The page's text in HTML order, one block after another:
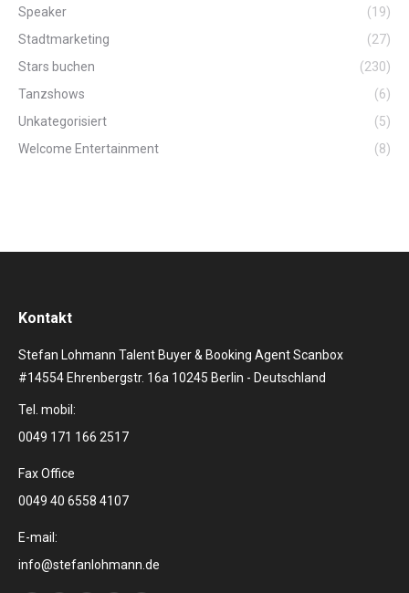
Speaker
(19)
Stadtmarketing
(27)
Stars buchen
(230)
Tanzshows
(6)
Unkategorisiert
(5)
Welcome Entertainment
(8)
Kontakt
Stefan Lohmann Talent Buyer & Booking Agent Scanbox
#14554 Ehrenbergstr. 16a 10245 Berlin - Deutschland
Tel. mobil:
0049 171 166 2517
Fax Office
0049 40 6558 4107
E-mail:
info@stefanlohmann.de